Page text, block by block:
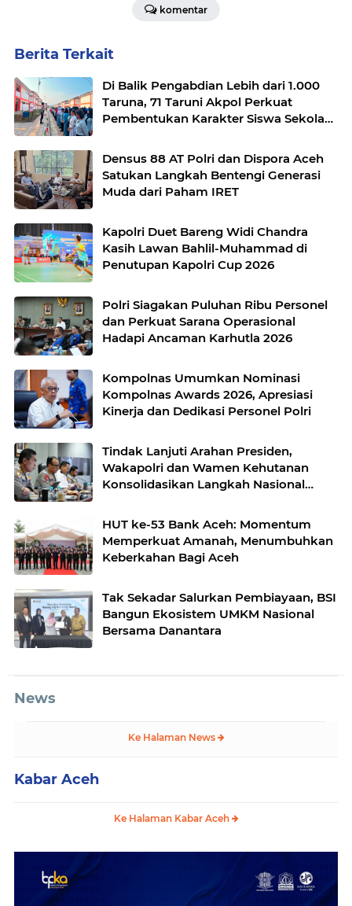
komentar
Berita Terkait
Di Balik Pengabdian Lebih dari 1.000
Taruna, 71 Taruni Akpol Perkuat
Pembentukan Karakter Siswa Sekolah
Densus 88 AT Polri dan Dispora Aceh
Satukan Langkah Bentengi Generasi
Muda dari Paham IRET
Kapolri Duet Bareng Widi Chandra
Kasih Lawan Bahlil-Muhammad di
Penutupan Kapolri Cup 2026
Polri Siagakan Puluhan Ribu Personel
dan Perkuat Sarana Operasional
Hadapi Ancaman Karhutla 2026
Kompolnas Umumkan Nominasi
Kompolnas Awards 2026, Apresiasi
Kinerja dan Dedikasi Personel Polri
Tindak Lanjuti Arahan Presiden,
Wakapolri dan Wamen Kehutanan
Konsolidasikan Langkah Nasional
HUT ke-53 Bank Aceh: Momentum
Memperkuat Amanah, Menumbuhkan
Keberkahan Bagi Aceh
Tak Sekadar Salurkan Pembiayaan, BSI
Bangun Ekosistem UMKM Nasional
Bersama Danantara
News
Ke Halaman News
Kabar Aceh
Ke Halaman Kabar Aceh